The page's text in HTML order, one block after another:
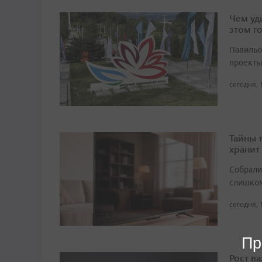
Чем
этом
сегодня,
Тайны
сегодня,
Рост